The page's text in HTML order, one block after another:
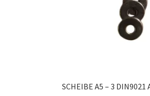
SCHEIBE A5 – 3 DIN9021